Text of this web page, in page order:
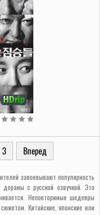
3 Вперед
завоевывают популярность
с русской озвучкой. Это
Неповторимые шедевры
Китайские, японские или